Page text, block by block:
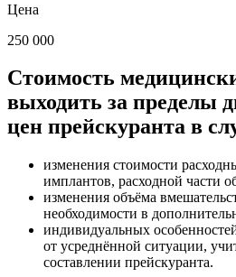
Цена
250 000
Стоимость
выходить за пределы
цен прейскуранта в
изменения стоимости
имплантов, расходной части
изменения объёма
необходимости в
индивидуальных
от усреднённой ситуации,
составлении прейскуранта.